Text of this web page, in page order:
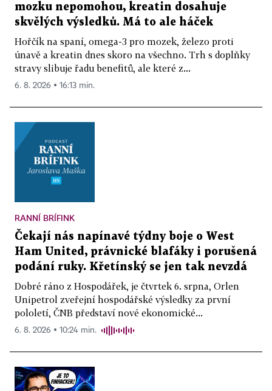
mozku nepomohou, kreatin dosahuje
skvělých výsledků. Má to ale háček
Hořčík na spaní, omega-3 pro mozek, železo proti
únavě a kreatin dnes skoro na všechno. Trh s doplňky
stravy slibuje řadu benefitů, ale které z...
6. 8. 2026 ▪ 16:13 min.
RANNÍ BRÍFINK
Čekají nás napínavé týdny boje o West
Ham United, právnické blafáky i porušená
podání ruky. Křetínský se jen tak nevzdá
Dobré ráno z Hospodářek, je čtvrtek 6. srpna, Orlen
Unipetrol zveřejní hospodářské výsledky za první
pololetí, ČNB představí nové ekonomické...
6. 8. 2026 ▪ 10:24 min.